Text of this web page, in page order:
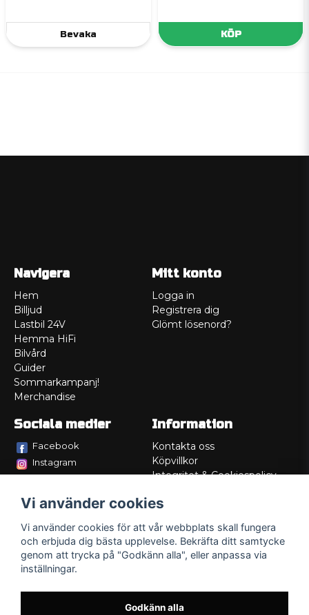
Bevaka KÖP
Navigera
Hem
Billjud
Lastbil 24V
Hemma HiFi
Bilvård
Guider
Sommarkampanj!
Merchandise
Mitt konto
Logga in
Registrera dig
Glömt lösenord?
Sociala medier
Facebook
Instagram
Information
Kontakta oss
Köpvillkor
Integritet & Cookiespolicy
Service/Garanti
Lådritning
Om oss
Vi använder cookies
Vi använder cookies för att vår webbplats skall fungera
och erbjuda dig bästa upplevelse. Bekräfta ditt samtycke
genom att trycka på "Godkänn alla", eller anpassa via
inställningar.
Godkänn alla